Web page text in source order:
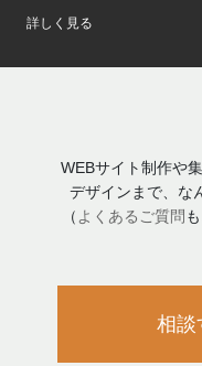
詳しく見る
WEBサイト制作や
デザインまで、な
（ よくあるご質問
相談